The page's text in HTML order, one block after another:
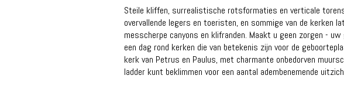
Steile kliffen, surrealistische rotsformaties en verticale
overvallende legers en toeristen, en sommige van de kerken
messcherpe canyons en klifranden. Maakt u geen zorgen -
een dag rond kerken die van betekenis zijn voor de
kerk van Petrus en Paulus, met charmante onbedorven
ladder kunt beklimmen voor een aantal adembenemende